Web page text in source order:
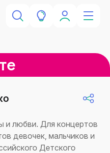
и любви. Для концертов
девочек, мальчиков и
Детского